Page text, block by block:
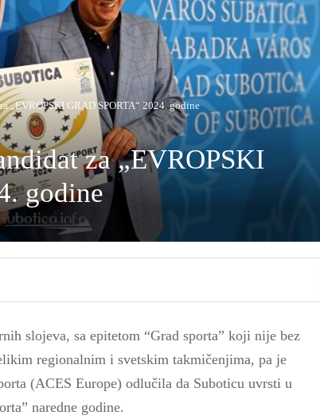
„EVROPSKI GRAD SPORTA“ 2024. godine
za „EVROPSKI
godine
slojeva, sa epitetom “Grad sporta” koji nije bez
regionalnim i svetskim takmičenjima, pa je
(ACES Europe) odlučila da Suboticu uvrsti u
naredne godine.